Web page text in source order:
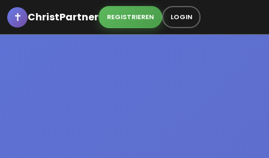
✝ ChristPartner REGISTRIEREN LOGIN